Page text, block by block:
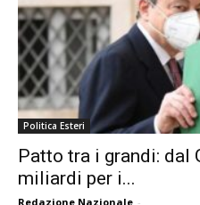
Politica Esteri
Patto tra i grandi: dal
miliardi per i...
Redazione Nazionale -